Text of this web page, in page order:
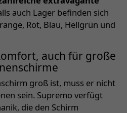
auch Lager befinden sich
Rot, Blau, Hellgrün und
auch für große
groß ist, muss er nicht
sein. Supremo verfügt
die den Schirm